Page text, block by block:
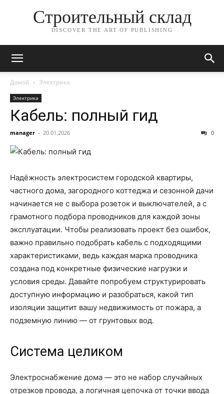
Строительный склад
DISCOVER THE ART OF PUBLISHING
Домой Электрика
Электрика
Кабель: полный гид
manager - 20.01.2026 0
Надёжность электросистем городской квартиры,
частного дома, загородного коттеджа и сезонной дачи
начинается не с выбора розеток и выключателей, а с
грамотного подбора проводников для каждой зоны
эксплуатации. Чтобы реализовать проект без ошибок,
важно правильно подобрать кабель с подходящими
характеристиками, ведь каждая марка проводника
создана под конкретные физические нагрузки и
условия среды. Давайте попробуем структурировать
доступную информацию и разобраться, какой тип
изоляции защитит вашу недвижимость от пожара, а
подземную линию — от грунтовых вод.
Система целиком
Электроснабжение дома — это не набор случайных
отрезков провода, а логичная цепочка от точки ввода